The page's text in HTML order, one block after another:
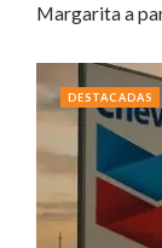
Margarita a
DESTACADAS